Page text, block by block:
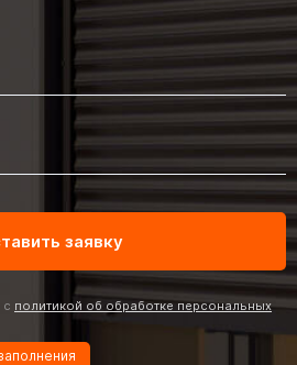
с политикой об обработке персональных